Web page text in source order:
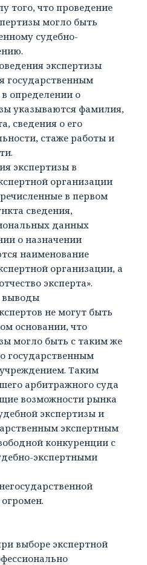
того, что проведение
могло быть
судебно-
экспертизы
государственным
определении о
указываются фамилия,
сведения о его
стаже работы и
экспертизы в
организации
в первом
сведения,
данных
о назначении
наименование
организации, а
эксперта».
не могут быть
основании, что
могло быть с таким же
государственным
Таким
арбитражного суда
возможности рынка
экспертизы и
экспертным
конкуренции с
экспертными
выборе экспертной